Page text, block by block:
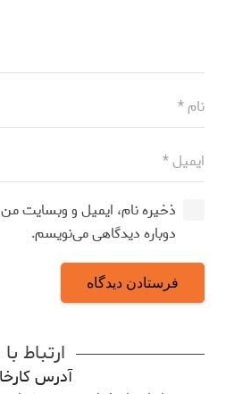
ذخیره نام، ایمیل و وبسایت من
دوباره دیدگاهی می‌نویسم.
فرستادن دیدگاه
ارتباط
آدرس